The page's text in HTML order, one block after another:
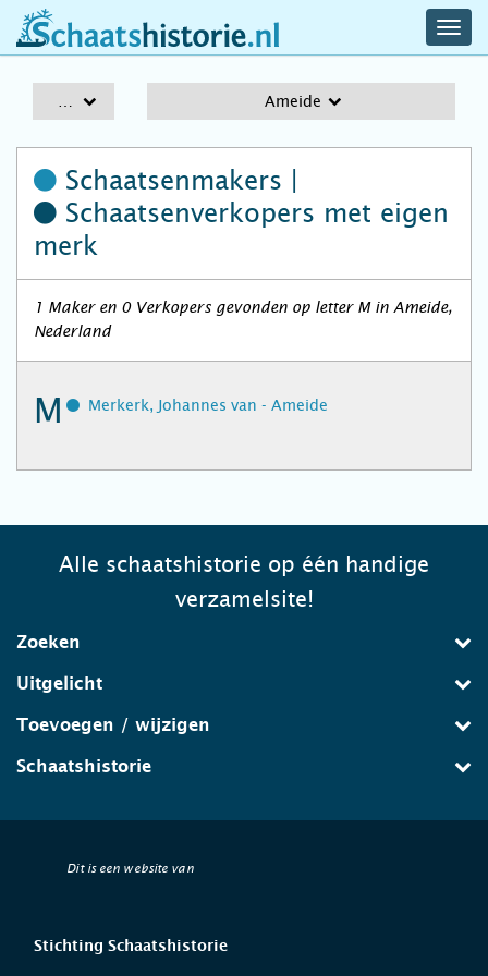
schaatshistorie.nl
Ameide
Schaatsenmakers |
Schaatsenverkopers met eigen
merk
1 Maker en 0 Verkopers gevonden op letter M in Ameide,
Nederland
M Merkerk, Johannes van - Ameide
Alle schaatshistorie op één handige
verzamelsite!
Zoeken
Uitgelicht
Toevoegen / wijzigen
Schaatshistorie
Dit is een website van
Stichting Schaatshistorie